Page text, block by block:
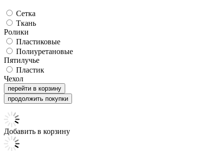
Сетка
Ткань
Ролики
Пластиковые
Полиуретановые
Пятилучье
Пластик
Чехол
перейти в корзину
продолжить покупки
Добавить в корзину